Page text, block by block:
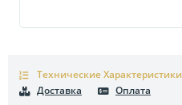
Технические Характеристики
Доставка
Оплата